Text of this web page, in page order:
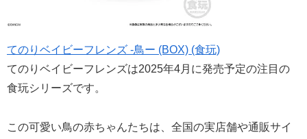
てのりベイビーフレンズ -鳥ー (BOX) (食玩)
てのりベイビーフレンズは2025年4月に発売予定の注目の
食玩シリーズです。
この可愛い鳥の赤ちゃんたちは、全国の実店舗や通販サイ